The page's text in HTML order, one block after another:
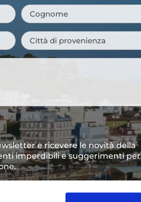
Cognome *
Città
di
e ricevere le novità della
imperdibili e suggerimenti per